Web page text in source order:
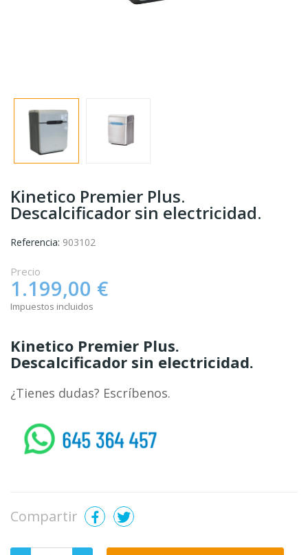
Kinetico Premier Plus.
Descalcificador sin electricidad.
Referencia: 903102
Precio
1.199,00 €
Impuestos incluidos
Kinetico Premier Plus.
Descalcificador sin electricidad.
¿Tienes dudas? Escríbenos.
whatsapp
Compartir